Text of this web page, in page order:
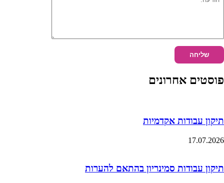
פוסטים אחרונים
תיקון עבודות אקדמיות
17.07.2026
תיקון עבודות סמינריון בהתאם להערות